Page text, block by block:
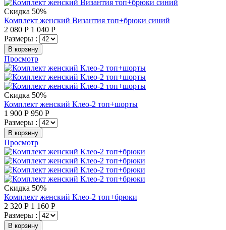
Скидка 50%
Комплект женский Византия топ+брюки синий
2 080 Р 1 040 Р
Размеры :
В корзину
Просмотр
Скидка 50%
Комплект женский Клео-2 топ+шорты
1 900 Р 950 Р
Размеры :
В корзину
Просмотр
Скидка 50%
Комплект женский Клео-2 топ+брюки
2 320 Р 1 160 Р
Размеры :
В корзину